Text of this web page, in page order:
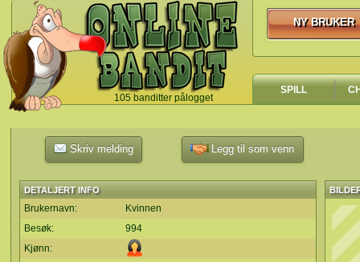
105 banditter pålogget
`
NY BRUKER
NY BRUKER
SPILL
Skriv melding Legg til som venn
DETALJERT INFO
Brukernavn:
Kvinnen
Besøk:
994
Kjønn: